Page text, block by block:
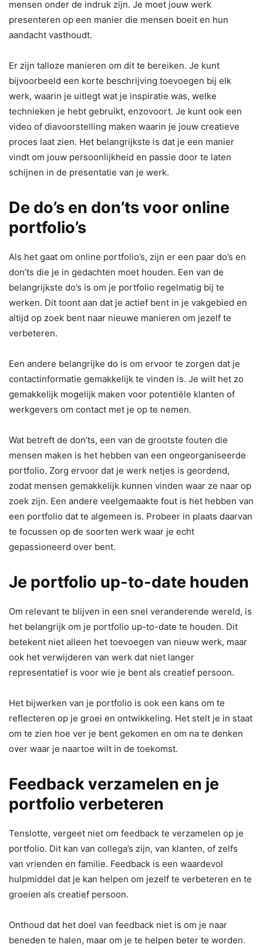
mensen onder de indruk zijn. Je moet jouw werk
presenteren op een manier die mensen boeit en hun
aandacht vasthoudt.
Er zijn talloze manieren om dit te bereiken. Je kunt
bijvoorbeeld een korte beschrijving toevoegen bij elk
werk, waarin je uitlegt wat je inspiratie was, welke
technieken je hebt gebruikt, enzovoort. Je kunt ook een
video of diavoorstelling maken waarin je jouw creatieve
proces laat zien. Het belangrijkste is dat je een manier
vindt om jouw persoonlijkheid en passie door te laten
schijnen in de presentatie van je werk.
De do’s en don’ts voor online
portfolio’s
Als het gaat om online portfolio’s, zijn er een paar do’s en
don’ts die je in gedachten moet houden. Een van de
belangrijkste do’s is om je portfolio regelmatig bij te
werken. Dit toont aan dat je actief bent in je vakgebied en
altijd op zoek bent naar nieuwe manieren om jezelf te
verbeteren.
Een andere belangrijke do is om ervoor te zorgen dat je
contactinformatie gemakkelijk te vinden is. Je wilt het zo
gemakkelijk mogelijk maken voor potentiële klanten of
werkgevers om contact met je op te nemen.
Wat betreft de don’ts, een van de grootste fouten die
mensen maken is het hebben van een ongeorganiseerde
portfolio. Zorg ervoor dat je werk netjes is geordend,
zodat mensen gemakkelijk kunnen vinden waar ze naar op
zoek zijn. Een andere veelgemaakte fout is het hebben van
een portfolio dat te algemeen is. Probeer in plaats daarvan
te focussen op de soorten werk waar je echt
gepassioneerd over bent.
Je portfolio up-to-date houden
Om relevant te blijven in een snel veranderende wereld, is
het belangrijk om je portfolio up-to-date te houden. Dit
betekent niet alleen het toevoegen van nieuw werk, maar
ook het verwijderen van werk dat niet langer
representatief is voor wie je bent als creatief persoon.
Het bijwerken van je portfolio is ook een kans om te
reflecteren op je groei en ontwikkeling. Het stelt je in staat
om te zien hoe ver je bent gekomen en om na te denken
over waar je naartoe wilt in de toekomst.
Feedback verzamelen en je
portfolio verbeteren
Tenslotte, vergeet niet om feedback te verzamelen op je
portfolio. Dit kan van collega’s zijn, van klanten, of zelfs
van vrienden en familie. Feedback is een waardevol
hulpmiddel dat je kan helpen om jezelf te verbeteren en te
groeien als creatief persoon.
Onthoud dat het doel van feedback niet is om je naar
beneden te halen, maar om je te helpen beter te worden.